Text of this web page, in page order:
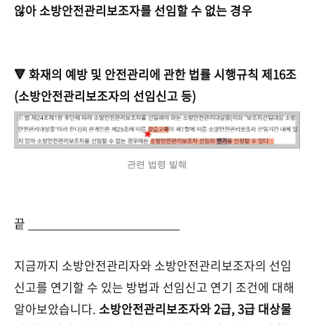
않아 소방안전관리보조자를 선임할 수 없는 경우
🔻 화재의 예방 및 안전관리에 관한 법률 시행규칙 제16조
(소방안전관리보조자의 선임신고 등)
관련 법령 발췌
끝 ________________________
지금까지 소방안전관리자와 소방안전관리보조자의 선임
신고를 연기할 수 있는 방법과 선임신고 연기 조건에 대해
알아보았습니다. 소방안전관리보조자와 2급, 3급 대상물